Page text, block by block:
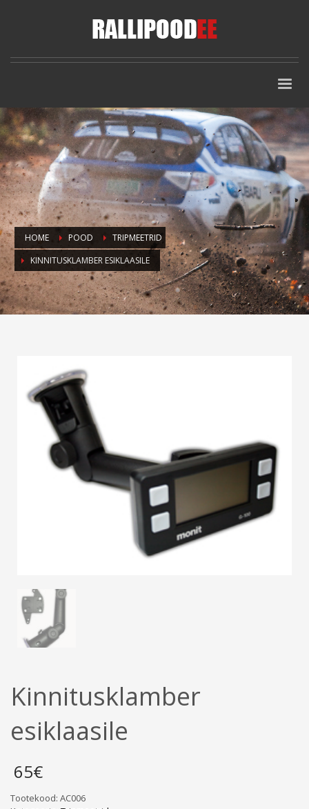
HOME POOD
TRIPMEETRID
KINNITUSKLAMBER ESIKLAASILE
Kinnitusklamber
esiklaasile
65€
Tootekood: AC006